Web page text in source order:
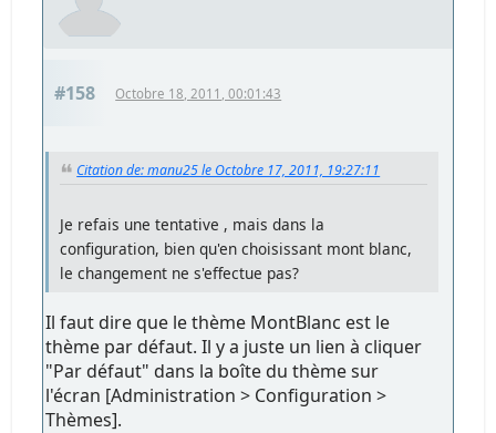
#158 Octobre 18, 2011, 00:01:43
Citation de: manu25 le Octobre 17, 2011, 19:27:11
Je refais une tentative , mais dans la
configuration, bien qu'en choisissant mont blanc,
le changement ne s'effectue pas?
Il faut dire que le thème MontBlanc est le
thème par défaut. Il y a juste un lien à cliquer
"Par défaut" dans la boîte du thème sur
l'écran [Administration > Configuration >
Thèmes].